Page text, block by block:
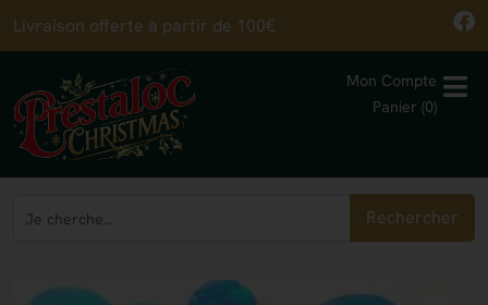
Livraison offerte à partir de 100€
Mon Compte
Panier (0)
Rechercher